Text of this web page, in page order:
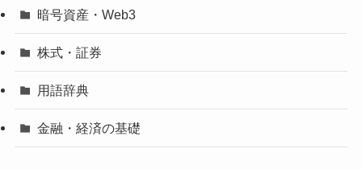
暗号資産・Web3
株式・証券
用語辞典
金融・経済の基礎